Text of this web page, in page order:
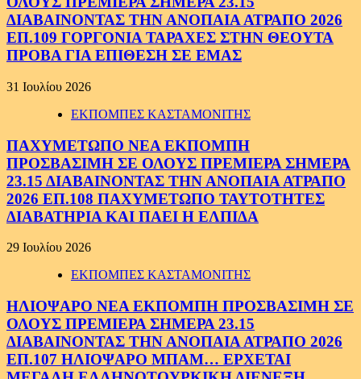
ΔΙΑΒΑΙΝΟΝΤΑΣ ΤΗΝ ΑΝΟΠΑΙΑ ΑΤΡΑΠΟ 2026
ΕΠ.109 ΓΟΡΓΟΝΙΑ ΤΑΡΑΧΕΣ ΣΤΗΝ ΘΕΟΥΤΑ
ΠΡΟΒΑ ΓΙΑ ΕΠΙΘΕΣΗ ΣΕ ΕΜΑΣ
31 Ιουλίου 2026
ΕΚΠΟΜΠΕΣ ΚΑΣΤΑΜΟΝΙΤΗΣ
ΠΑΧΥΜΕΤΩΠΟ ΝΕΑ ΕΚΠΟΜΠΗ
ΠΡΟΣΒΑΣΙΜΗ ΣΕ ΟΛΟΥΣ ΠΡΕΜΙΕΡΑ ΣΗΜΕΡΑ
23.15 ΔΙΑΒΑΙΝΟΝΤΑΣ ΤΗΝ ΑΝΟΠΑΙΑ ΑΤΡΑΠΟ
2026 ΕΠ.108 ΠΑΧΥΜΕΤΩΠΟ ΤΑΥΤΟΤΗΤΕΣ
ΔΙΑΒΑΤΗΡΙΑ ΚΑΙ ΠΑΕΙ Η ΕΛΠΙΔΑ
29 Ιουλίου 2026
ΕΚΠΟΜΠΕΣ ΚΑΣΤΑΜΟΝΙΤΗΣ
ΗΛΙΟΨΑΡΟ ΝΕΑ ΕΚΠΟΜΠΗ ΠΡΟΣΒΑΣΙΜΗ ΣΕ
ΟΛΟΥΣ ΠΡΕΜΙΕΡΑ ΣΗΜΕΡΑ 23.15
ΔΙΑΒΑΙΝΟΝΤΑΣ ΤΗΝ ΑΝΟΠΑΙΑ ΑΤΡΑΠΟ 2026
ΕΠ.107 ΗΛΙΟΨΑΡΟ ΜΠΑΜ… ΕΡΧΕΤΑΙ